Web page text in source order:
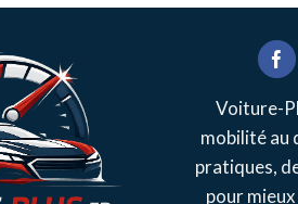
Voiture-
mobilité au
pratiques,
pour